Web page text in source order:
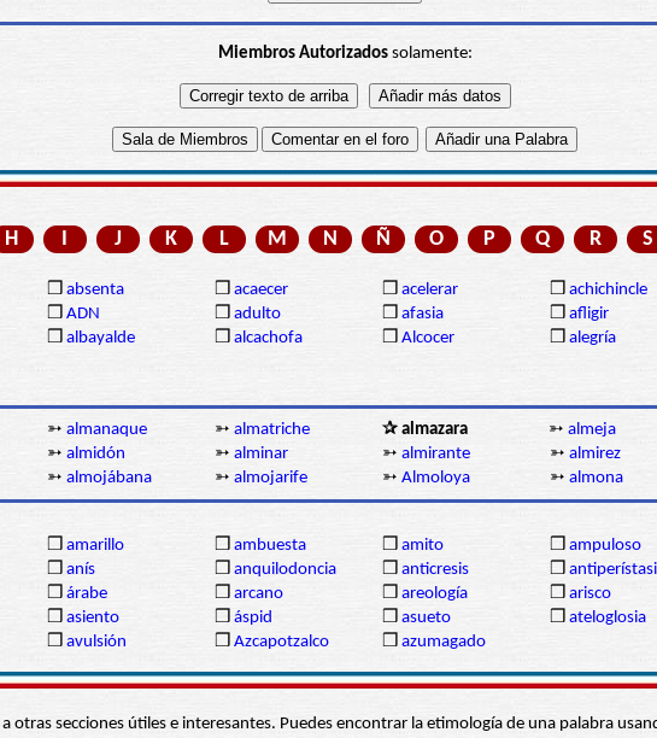
Miembros Autorizadossolamente:
H I J K L M N Ñ O P Q R S
❒ absenta ❒ acaecer ❒ acelerar ❒ achichincle
❒ ADN ❒ adulto ❒ afasia ❒ afligir
❒ albayalde ❒ alcachofa ❒ Alcocer ❒ alegría
➳ almanaque ➳ almatriche ✰ almazara ➳ almeja
➳ almidón ➳ alminar ➳ almirante ➳ almirez
➳ almojábana ➳ almojarife ➳ Almoloya ➳ almona
❒ amarillo ❒ ambuesta ❒ amito ❒ ampuloso
❒ anís ❒ anquilodoncia ❒ anticresis ❒
❒ árabe ❒ arcano ❒ areología ❒ arisco
❒ asiento ❒ áspid ❒ asueto ❒ ateloglosia
❒ avulsión ❒ Azcapotzalco ❒ azumagado
otras secciones útiles e interesantes. Puedes encontrar la etimología de una palabra